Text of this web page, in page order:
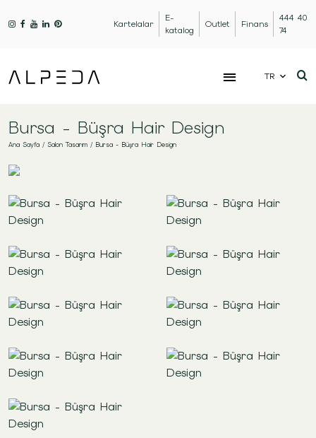
Kartelalar
E-
katalog
Outlet Finans
444 40
74
TR
Bursa - Büşra Hair Design
Ana Sayfa / Salon Tasarım / Bursa - Büşra Hair Design